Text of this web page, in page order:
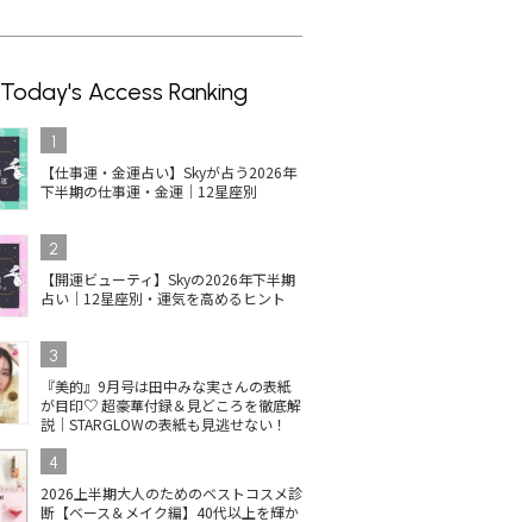
Today's Access Ranking
1
【仕事運・金運占い】Skyが占う2026年
下半期の仕事運・金運｜12星座別
2
【開運ビューティ】Skyの2026年下半期
占い｜12星座別・運気を高めるヒント
3
『美的』9月号は田中みな実さんの表紙
が目印♡ 超豪華付録＆見どころを徹底解
説｜STARGLOWの表紙も見逃せない！
4
2026上半期大人のためのベストコスメ診
断【ベース＆メイク編】40代以上を輝か